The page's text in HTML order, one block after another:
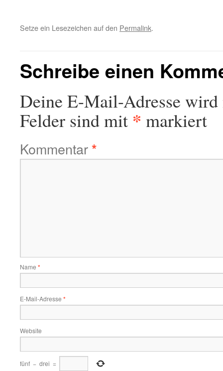
Setze ein Lesezeichen auf den Permalink.
Schreibe einen
Deine E-Mail-Adresse
Felder sind mit * markiert
Kommentar*
Name *
E-Mail-Adresse *
Website
fünf − drei =